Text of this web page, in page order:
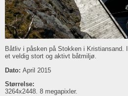
Båtliv i påsken på Stokken i Kristiansand.
et veldig stort og aktivt båtmiljø.
Dato: April 2015
Størrelse:
3264x2448. 8 megapixler.